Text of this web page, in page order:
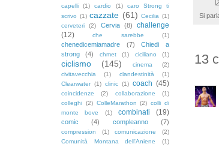
Si
13
capelli
(1) cardio (1)
caro Strong ti
scrivo (1) cazzate (61) Cecilia (1)
cerveteri
(2) Cervia (8)
challenge
(12)
che sarebbe (1)
chenedicemiamadre (7)
Chiedi a
strong
(4) chmet (1) ciciliano (1)
ciclismo (145) cinema
(2)
civitavecchia
(1) clandestinità
(1)
Clearwater (1) clinic (1) coach (45)
coincidenze (2) collaborazione
(1)
colleghi (2) ColleMarathon (2) colli di
monte bove
(1) combinati (19)
comic (4) compleanno (7)
compression (1) comunicazione
(2)
Comunità Montana dell'Aniene
(1)